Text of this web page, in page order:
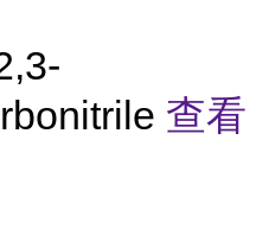
查看